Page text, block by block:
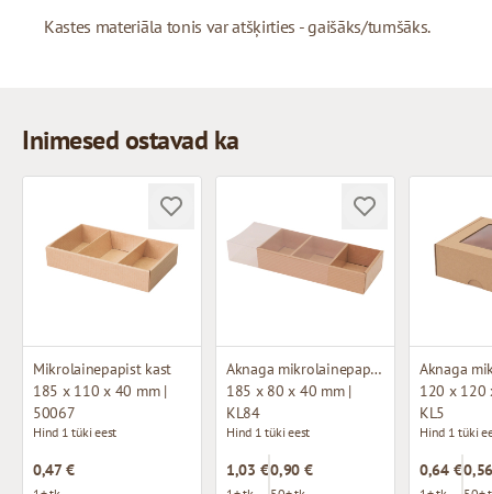
Kastes materiāla tonis var atšķirties - gaišāks/tumšāks.
Inimesed ostavad ka
Mikrolainepapist kast
185 x 110 x 40 mm |
50067
Hind 1 tüki eest
0,47 €
Aknaga mikrolainepappkarp
185 x 80 x 40 mm |
KL84
Hind 1 tüki eest
1,03 €0,90 €
120 x 120
KL5
Hind 1 tüki
0,64 €